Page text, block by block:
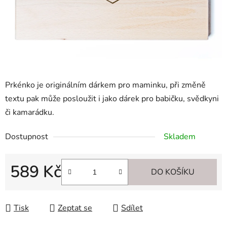
Prkénko je originálním dárkem pro maminku, při změně
textu pak může posloužit i jako dárek pro babičku, svědkyni
či kamarádku.
Dostupnost Skladem
589 Kč DO KOŠÍKU
Tisk Zeptat se Sdílet